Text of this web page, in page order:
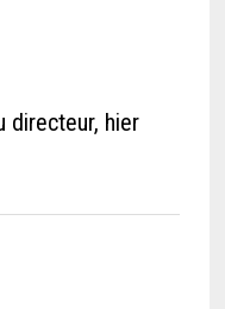
directeur, hier